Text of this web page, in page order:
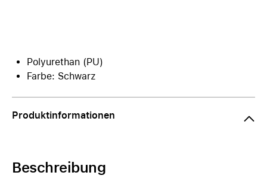
Polyurethan (PU)
Farbe: Schwarz
Produktinformationen
Beschreibung